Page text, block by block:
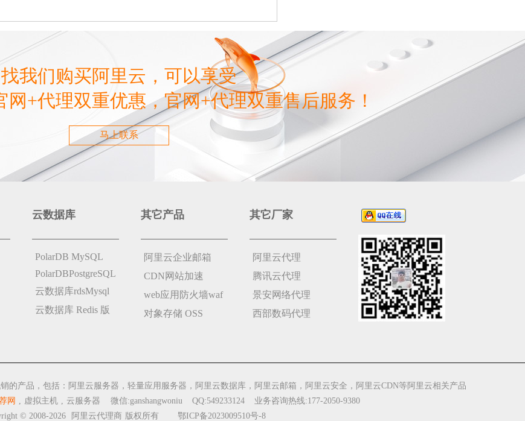
找我们购买阿里云，可以享受
+代理双重优惠，官网+代理双重售后服务！
马上联系
云数据库
PolarDB MySQL
PolarDBPostgreSQL
云数据库rdsMysql
云数据库 Redis 版
其它产品
阿里云企业邮箱
CDN网站加速
web应用防火墙waf
对象存储 OSS
其它厂家
阿里云代理
腾讯云代理
景安网络代理
西部数码代理
的产品，包括：阿里云服务器，轻量应用服务器，阿里云数据库，阿里云邮箱，阿里云安全，阿里云CDN等阿里云相关产品
网 , 虚拟主机 , 云服务器
微信:ganshangwoniu QQ:549233124 业务咨询热线:177-2050-9380
© 2008-2026
阿里云代理商 版权所有 鄂ICP备2023009510号-8